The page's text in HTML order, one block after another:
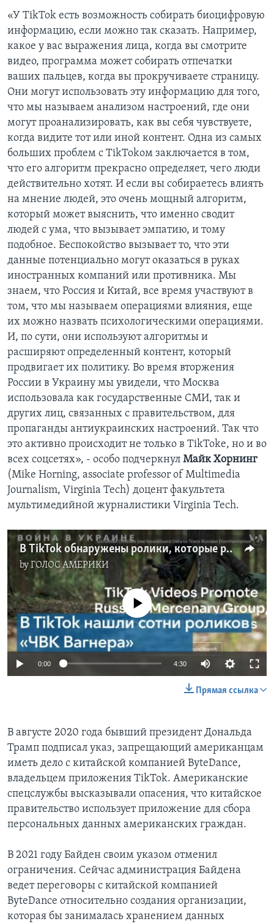
«У TikTok есть возможность собирать биоцифровую
информацию, если можно так сказать. Например,
какое у вас выражения лица, когда вы смотрите
видео, программа может собирать отпечатки
ваших пальцев, когда вы прокручиваете страницу.
Они могут использовать эту информацию для того,
что мы называем анализом настроений, где они
могут проанализировать, как вы себя чувствуете,
когда видите тот или иной контент. Одна из самых
больших проблем с TikTokом заключается в том,
что его алгоритм прекрасно определяет, чего люди
действительно хотят. И если вы собираетесь влиять
на мнение людей, это очень мощный алгоритм,
который может выяснить, что именно сводит
людей с ума, что вызывает эмпатию, и тому
подобное. Беспокойство вызывает то, что эти
данные потенциально могут оказаться в руках
иностранных компаний или противника. Мы
знаем, что Россия и Китай, все время участвуют в
том, что мы называем операциями влияния, еще
их можно назвать психологическими операциями.
И, по сути, они используют алгоритмы и
расширяют определенный контент, который
продвигает их политику. Во время вторжения
России в Украину мы увидели, что Москва
использовала как государственные СМИ, так и
других лиц, связанных с правительством, для
пропаганды антиукраинских настроений. Так что
это активно происходит не только в TikToke, но и во
всех соцсетях», - особо подчеркнул Майк Хорнинг
(Mike Horning, associate professor of Multimedia
Journalism, Virginia Tech) доцент факультета
мультимедийной журналистики Virginia Tech.
В TikTok обнаружены ролики, которые рекламируют «ЧВК Вагнера» и сеют ненависть к Украине
byГОЛОС АМЕРИКИ
No media source currently available
0:00 4:30
Прямая ссылка
В августе 2020 года бывший президент Дональда
Трамп подписал указ, запрещающий американцам
иметь дело с китайской компанией ByteDance,
владельцем приложения TikTok. Американские
спецслужбы высказывали опасения, что китайское
правительство использует приложение для сбора
персональных данных американских граждан.
В 2021 году Байден своим указом отменил
ограничения. Сейчас администрация Байдена
ведет переговоры с китайской компанией
ByteDance относительно создания организации,
которая бы занималась хранением данных